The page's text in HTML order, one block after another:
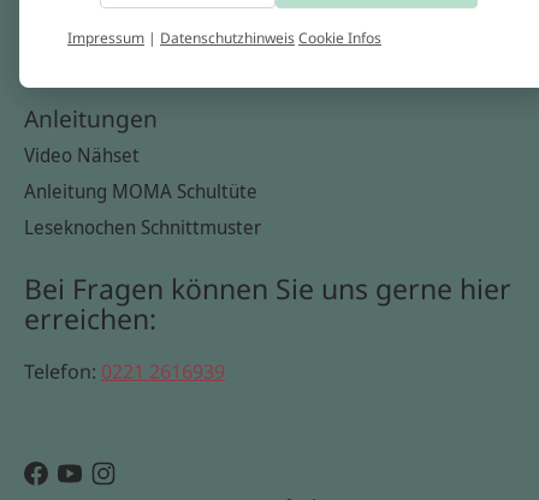
Anleitungen
Video Nähset
Anleitung MOMA Schultüte
Leseknochen Schnittmuster
Bei Fragen können Sie uns gerne hier
erreichen:
Telefon: 0221 2616939
Impressum | DatenschutzhinweisCookie Infos